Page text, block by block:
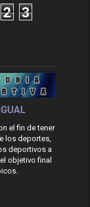
2 3
el fin de tener
los deportes,
deportivos a
objetivo final